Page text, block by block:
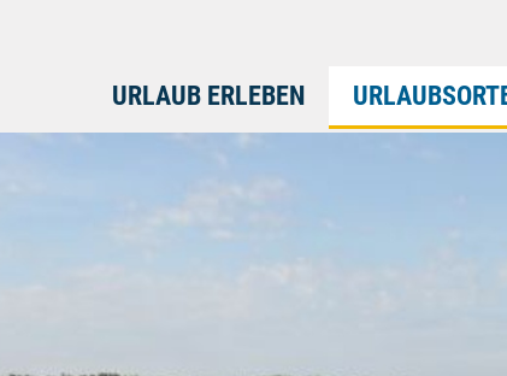
URLAUB ERLEBEN